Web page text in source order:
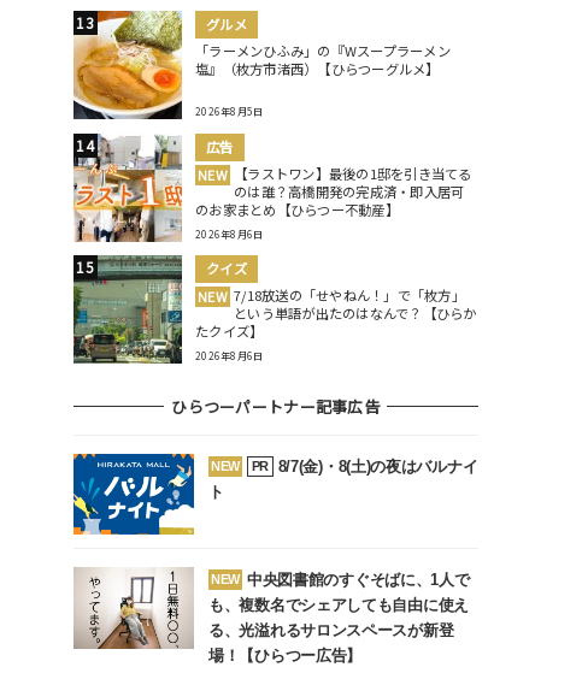
グルメ
「ラーメンひふみ」の『Wスープラーメン
塩』（枚方市渚西）【ひらつーグルメ】
2026年8月5日
広告
NEW
【ラストワン】最後の1邸を引き当てる
のは誰？高橋開発の完成済・即入居可
のお家まとめ【ひらつー不動産】
2026年8月6日
クイズ
NEW 7/18放送の「せやねん！」で「枚方」
という単語が出たのはなんで？【ひらか
たクイズ】
2026年8月6日
ひらつーパートナー記事広告
NEW PR
8/7(金)・8(土)の夜はバルナイ
ト
NEW 中央図書館のすぐそばに、1人で
も、複数名でシェアしても自由に使え
る、光溢れるサロンスペースが新登
場！【ひらつー広告】